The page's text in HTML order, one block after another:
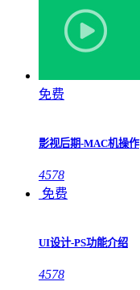
免费
影视后期-MAC机操作
4578
免费
UI设计-PS功能介绍
4578